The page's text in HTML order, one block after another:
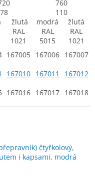
760
78 110
žlutá
RAL
1021
modrá
RAL
5015
žlutá
RAL
1021
167005 167006 167007
167010 167011
167012
167016 167017 167018
čtyřkolový,
i kapsami, modrá